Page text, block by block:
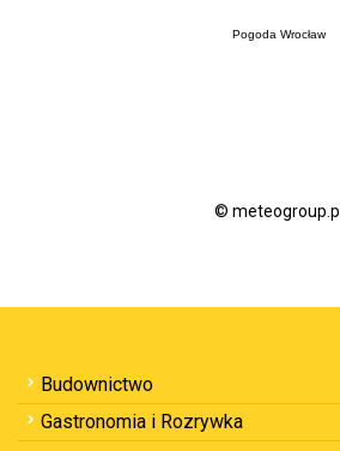
Pogoda Wrocław
© meteogroup.pl
Budownictwo
Gastronomia i Rozrywka